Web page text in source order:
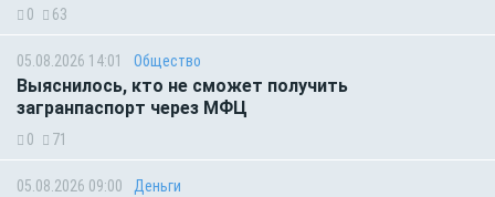
0 63
05.08.2026 14:01 Общество
Выяснилось, кто не сможет получить
загранпаспорт через МФЦ
0 71
05.08.2026 09:00 Деньги